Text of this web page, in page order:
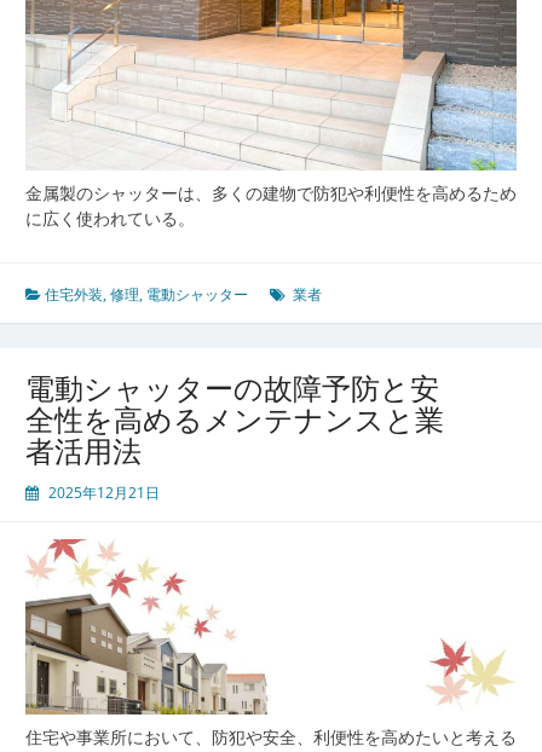
金属製のシャッターは、多くの建物で防犯や利便性を高めるため
に広く使われている。
住宅外装,修理, 電動シャッター 業者
電動シャッターの故障予防と安
全性を高めるメンテナンスと業
者活用法
2025年12月21日
住宅や事業所において、防犯や安全、利便性を高めたいと考える